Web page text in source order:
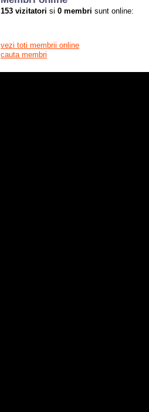
153 vizitatori si 0 membri sunt online:
vezi toti membrii online
cauta membri